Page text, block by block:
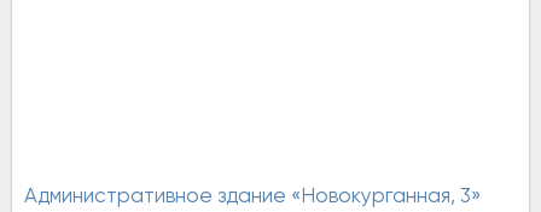
Административное здание «Новокурганная, 3»